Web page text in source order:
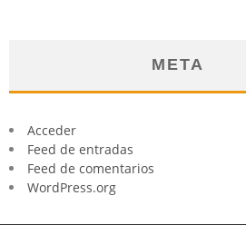
META
Acceder
Feed de entradas
Feed de comentarios
WordPress.org